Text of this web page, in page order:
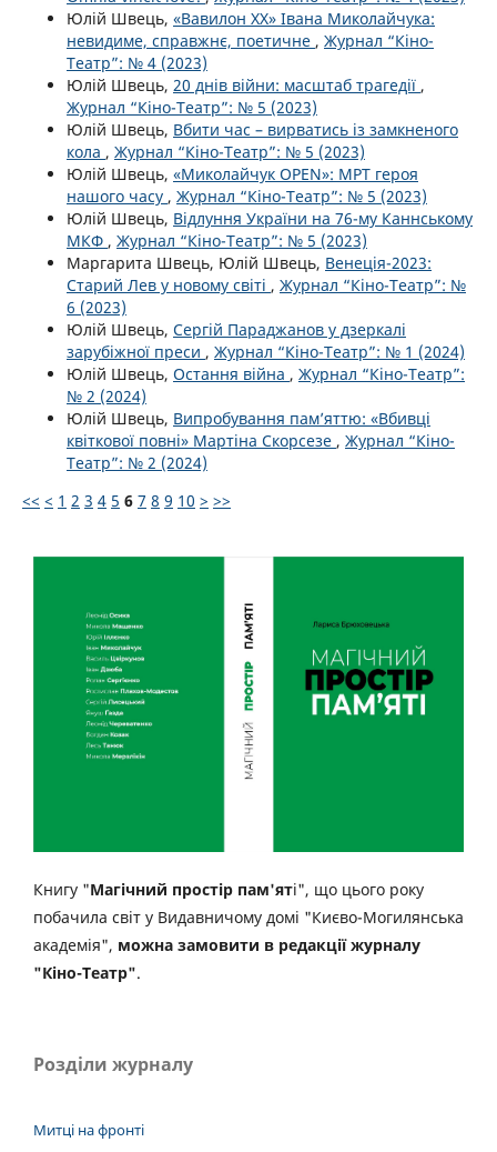
Юлій Швець, «Вавилон ХХ» Івана Миколайчука:
невидиме, справжнє, поетичне , Журнал “Кіно-
Театр”: № 4 (2023)
Юлій Швець, 20 днів війни: масштаб трагедії ,
Журнал “Кіно-Театр”: № 5 (2023)
Юлій Швець, Вбити час – вирватись із замкненого
кола , Журнал “Кіно-Театр”: № 5 (2023)
Юлій Швець, «Миколайчук OPEN»: МРТ героя
нашого часу , Журнал “Кіно-Театр”: № 5 (2023)
Юлій Швець, Відлуння України на 76-му Каннському
МКФ , Журнал “Кіно-Театр”: № 5 (2023)
Маргарита Швець, Юлій Швець, Венеція-2023:
Старий Лев у новому світі , Журнал “Кіно-Театр”: №
6 (2023)
Юлій Швець, Сергій Параджанов у дзеркалі
зарубіжної преси , Журнал “Кіно-Театр”: № 1 (2024)
Юлій Швець, Остання війна , Журнал “Кіно-Театр”:
№ 2 (2024)
Юлій Швець, Випробування пам’яттю: «Вбивці
квіткової повні» Мартіна Скорсезе , Журнал “Кіно-
Театр”: № 2 (2024)
<< < 1 2 3 4 5 6 7 8 9 10 > >>
Книгу "Магічний простір пам'яті", що цього року
побачила світ у Видавничому домі "Києво-Могилянська
академія", можна замовити в редакції журналу
"Кіно-Театр".
Розділи журналу
Митці на фронті